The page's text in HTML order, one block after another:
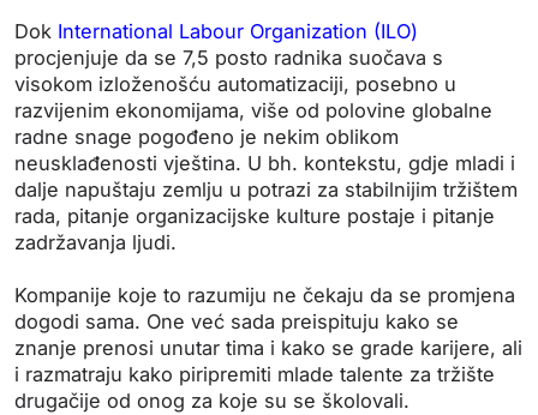
Dok International Labour Organization (ILO)
procjenjuje da se 7,5 posto radnika suočava s
visokom izloženošću automatizaciji, posebno u
razvijenim ekonomijama, više od polovine globalne
radne snage pogođeno je nekim oblikom
neusklađenosti vještina. U bh. kontekstu, gdje mladi i
dalje napuštaju zemlju u potrazi za stabilnijim tržištem
rada, pitanje organizacijske kulture postaje i pitanje
zadržavanja ljudi.
Kompanije koje to razumiju ne čekaju da se promjena
dogodi sama. One već sada preispituju kako se
znanje prenosi unutar tima i kako se grade karijere, ali
i razmatraju kako piripremiti mlade talente za tržište
drugačije od onog za koje su se školovali.